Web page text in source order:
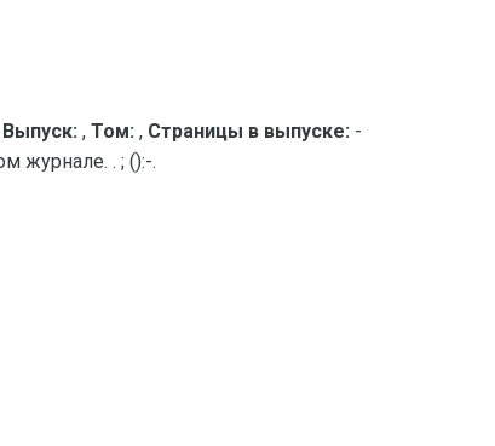
Выпуск: , Том: , Страницы в выпуске: -
журнале. . ; ():-.